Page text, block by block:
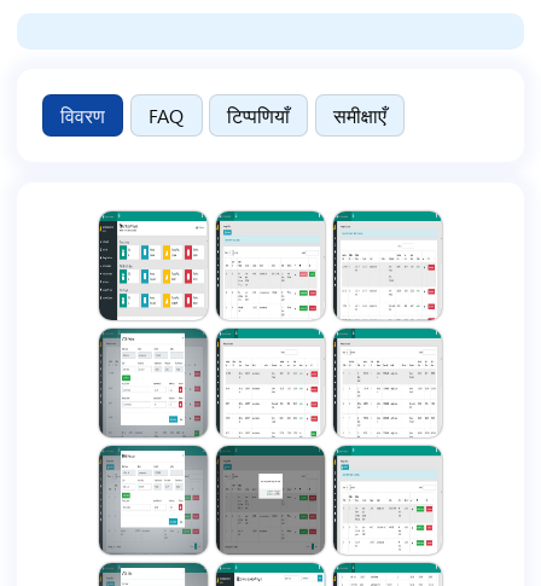
विवरण FAQ टिप्पणियाँ समीक्षाएँ